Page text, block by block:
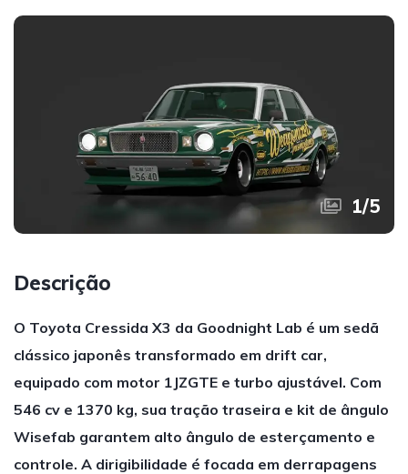
1/5
Descrição
O Toyota Cressida X3 da Goodnight Lab é um sedã
clássico japonês transformado em drift car,
equipado com motor 1JZGTE e turbo ajustável. Com
546 cv e 1370 kg, sua tração traseira e kit de ângulo
Wisefab garantem alto ângulo de esterçamento e
controle. A dirigibilidade é focada em derrapagens